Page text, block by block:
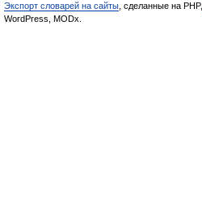
Экспорт словарей на сайты , сделанные на PHP,
WordPress, MODx.